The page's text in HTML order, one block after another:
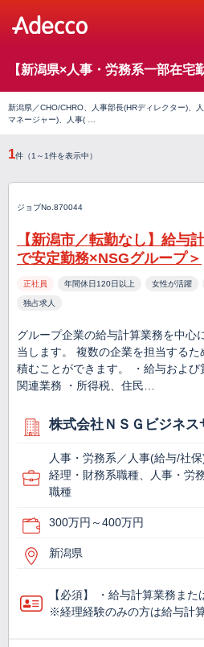
【新潟県×人事・労務系一部在宅
新潟県／CHO/CHRO、人事部長(HRディレクター)、
マネージャー)、人事( …
1件（1～1件を表示中）
ジョブNo.870044
【新潟市／転勤なし】給与
で安定勤務×NSGグループ＞
正社員 年間休日120日以上 女性が活躍
独占求人
グループ企業の給与計算業務を中心
当します。 複数の企業を担当する
積むことができます。 ・給与およ
関連業務 ・所得税、住民…
株式会社ＮＳＧビジネス
人事・労務系／人事(給与/社
経理・財務系職種、人事・労
職種
300万円～400万円
新潟県
【必須】 ・給与計算業務ま
※経理経験のみの方は給与計